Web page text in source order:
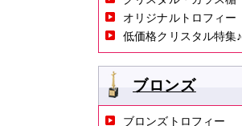
オリジナルトロフィー
低価格クリスタル特集♪
ブロンズ
ブロンズトロフィー